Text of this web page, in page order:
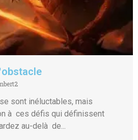
sont inéluctables, mais
à ces défis qui définissent
au-delà de...